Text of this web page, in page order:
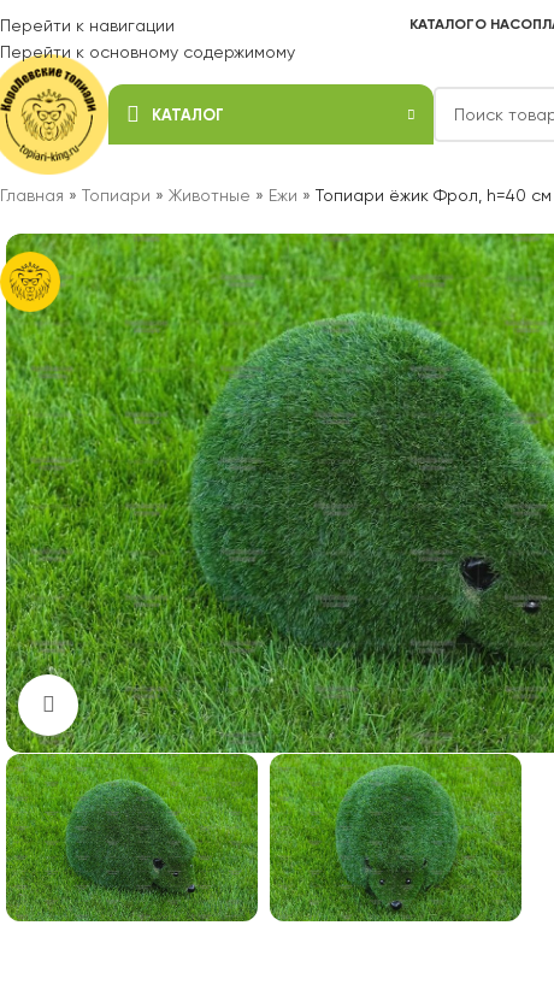
Перейти к навигации
Перейти к основному содержимому
КАТАЛОГО НАС
КАТАЛОГ
Главная » Топиари » Животные » Ежи » Топиари ёжик Фрол, h=40 см
Нажмите, чтобы увеличить